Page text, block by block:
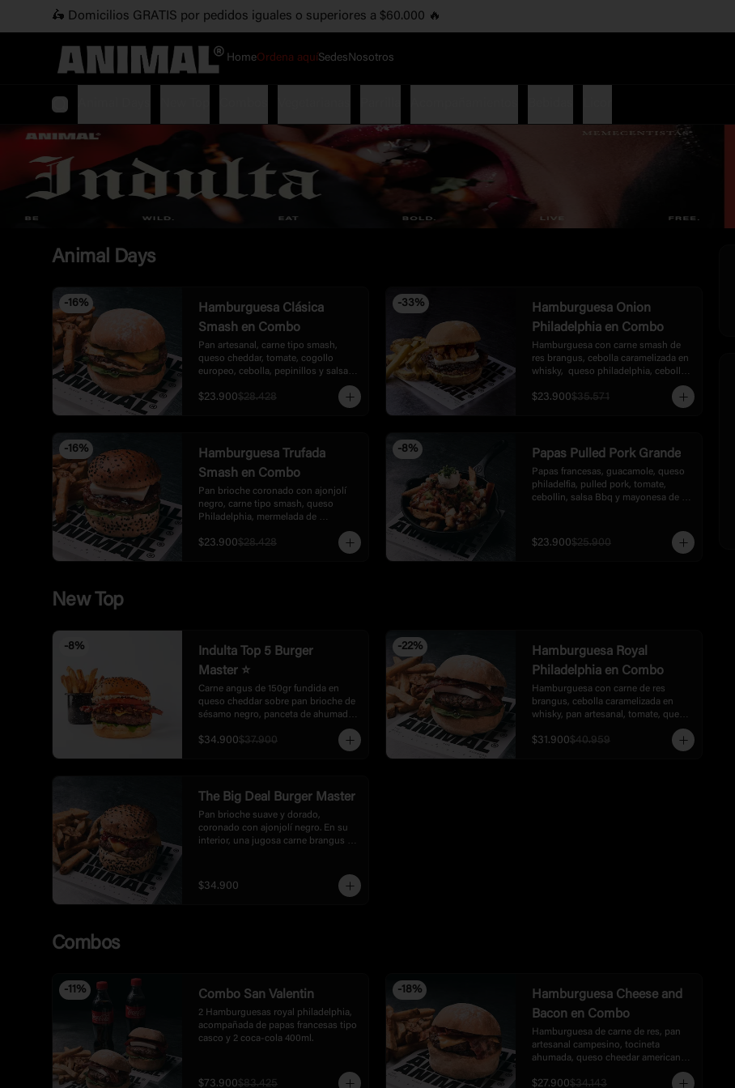
🛵 Domicilios GRATIS por pedidos iguales o superiores a $60.000 🔥
HomeOrdena aquíSedesNosotros
Animal Days
-16%
Hamburguesa Clásica
Smash en Combo
Pan artesanal, carne tipo smash,
queso cheddar, tomate, cogollo
europeo, cebolla, pepinillos y salsa
$23.900$28.428
-33%
Hamburguesa Onion
Philadelphia en Combo
Hamburguesa con carne smash de
res brangus, cebolla caramelizada en
whisky,  queso philadelphia, cebolla
crispy, mayonesa de ajo y bbq dulce
de la casa, acompañada con  papas
$23.900$35.571
-16%
Hamburguesa Trufada
Smash en Combo
Pan brioche coronado con ajonjolí
negro, carne tipo smash, queso
Philadelphia, mermelada de
pimentón, tomate, cogollo europeo
cebolla y mayonesa trufada.
$23.900$28.428
-8% Papas Pulled Pork Grande
Papas francesas, guacamole, queso
philadelfia, pulled pork, tomate,
cebollin, salsa Bbq y mayonesa de la
$23.900$25.900
New Top
-8%
Indulta Top 5 Burger
Master ⭐
Carne angus de 150gr fundida en
queso cheddar sobre pan brioche de
sésamo negro, panceta de ahumado
natural encostrado con un perfil de
sabor elevado con mayonesa
fresco y cebolla crispy, con un toque
final de crushed popcorn.
$34.900$37.900
-22%
Hamburguesa Royal
Philadelphia en Combo
Hamburguesa con carne de res
brangus, cebolla caramelizada en
whisky, pan artesanal, tomate, queso
philadelphia, rúgula, tocineta, bbq,
acompañada de papas.
$31.900$40.959
The Big Deal Burger Master
Pan brioche suave y dorado,
coronado con ajonjolí negro. En su
interior, una jugosa carne brangus
acompaña una mayonesa de ajo
negro con un toque trufado que
$34.900
Combos
-11% Combo San Valentin
2 Hamburguesas royal philadelphia,
acompañada de papas francesas tipo
casco y 2 coca-cola 400ml.
$73.900$83.425
-18%
Hamburguesa Cheese and
Bacon en Combo
Hamburguesa de carne de res, pan
artesanal campesino, tocineta
ahumada, queso cheedar americano
y cebolla caramelizada, acompañada
de papas.
$27.900$34.143